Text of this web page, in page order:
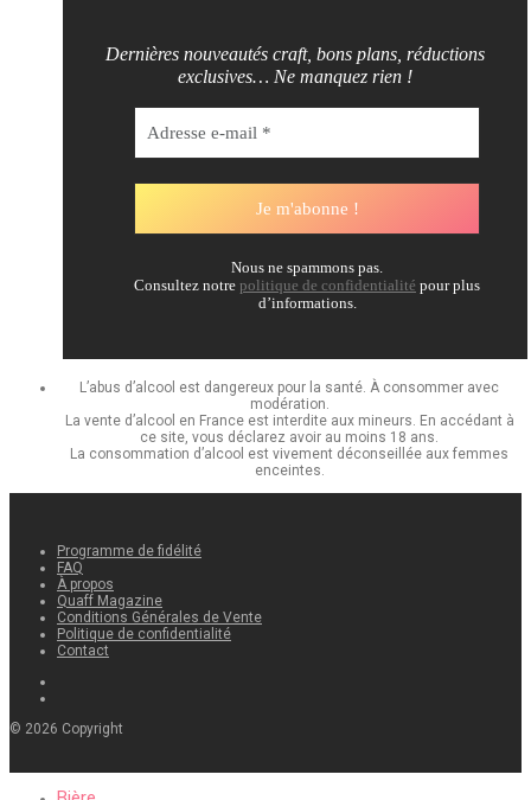
Dernières nouveautés craft, bons plans, réductions
exclusives… Ne manquez rien !
Nous ne spammons pas.
Consultez notre politique de confidentialité pour plus
d’informations.
L’abus d’alcool est dangereux pour la santé. À consommer avec
modération.
La vente d’alcool en France est interdite aux mineurs. En accédant à
ce site, vous déclarez avoir au moins 18 ans.
La consommation d’alcool est vivement déconseillée aux femmes
enceintes.
Programme de fidélité
FAQ
À propos
Quaff Magazine
Conditions Générales de Vente
Politique de confidentialité
Contact
© 2026 Copyright